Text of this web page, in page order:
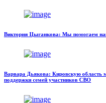
Виктория Цыганкова: Мы помогаем
Варвара Дьякова: Кировскую область
поддержки семей участников СВО